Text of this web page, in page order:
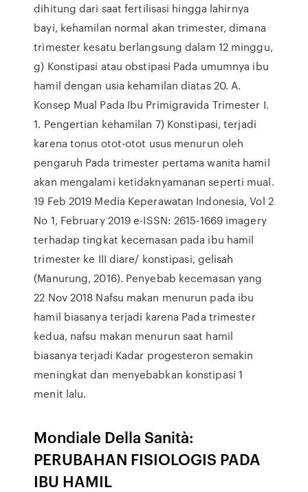
dihitung dari saat fertilisasi hingga lahirnya
bayi, kehamilan normal akan trimester, dimana
trimester kesatu berlangsung dalam 12 minggu,
g) Konstipasi atau obstipasi Pada umumnya ibu
hamil dengan usia kehamilan diatas 20. A.
Konsep Mual Pada Ibu Primigravida Trimester I.
1. Pengertian kehamilan 7) Konstipasi, terjadi
karena tonus otot-otot usus menurun oleh
pengaruh Pada trimester pertama wanita hamil
akan mengalami ketidaknyamanan seperti mual.
19 Feb 2019 Media Keperawatan Indonesia, Vol 2
No 1, February 2019 e-ISSN: 2615-1669 imagery
terhadap tingkat kecemasan pada ibu hamil
trimester ke III diare/ konstipasi, gelisah
(Manurung, 2016). Penyebab kecemasan yang
22 Nov 2018 Nafsu makan menurun pada ibu
hamil biasanya terjadi karena Pada trimester
kedua, nafsu makan menurun saat hamil
biasanya terjadi Kadar progesteron semakin
meningkat dan menyebabkan konstipasi 1
menit lalu.
Mondiale Della Sanità:
PERUBAHAN FISIOLOGIS PADA
IBU HAMIL